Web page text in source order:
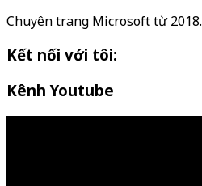
Chuyên trang Microsoft từ 2018.
Kết nối với tôi:
Kênh Youtube